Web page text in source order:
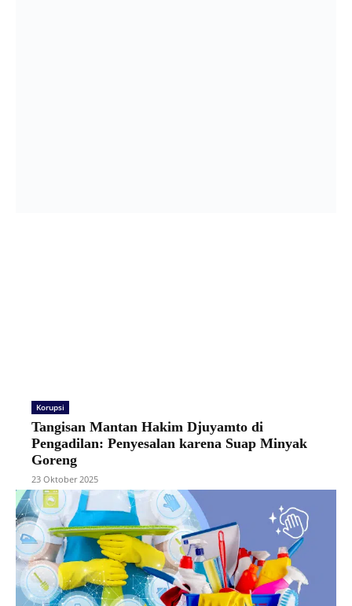
Korupsi
Tangisan Mantan Hakim Djuyamto di
Pengadilan: Penyesalan karena Suap Minyak
Goreng
23 Oktober 2025